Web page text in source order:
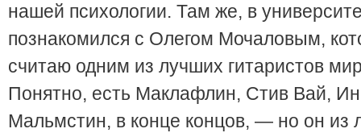
нашей психологии. Там же, в
познакомился с Олегом Мочаловым,
считаю одним из лучших гитаристов
Понятно, есть Маклафлин, Стив Вай,
Мальмстин, в конце концов, — но он из